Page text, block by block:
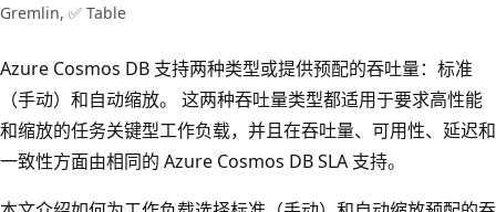
Gremlin, ✅ Table
Azure Cosmos DB 支持两种类型或提供预配的吞吐量：标准
（手动）和自动缩放。 这两种吞吐量类型都适用于要求高性能
和缩放的任务关键型工作负载，并且在吞吐量、可用性、延迟和
一致性方面由相同的 Azure Cosmos DB SLA 支持。